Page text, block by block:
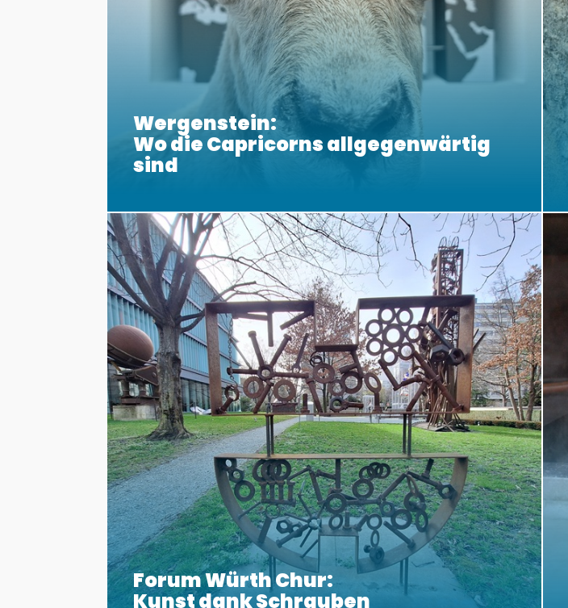
Wergenstein:
Wo die Capricorns allgegenwärtig
sind
Forum Würth Chur:
Kunst dank Schrauben